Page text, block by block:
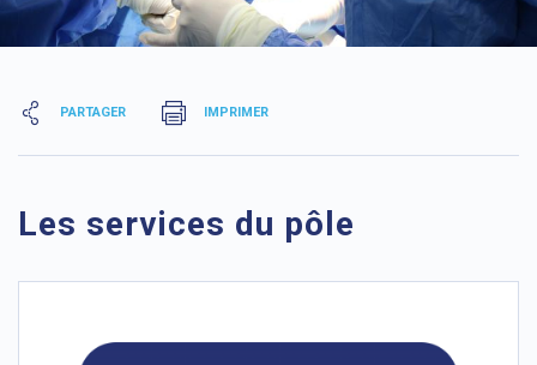
PARTAGER IMPRIMER
Les services du pôle